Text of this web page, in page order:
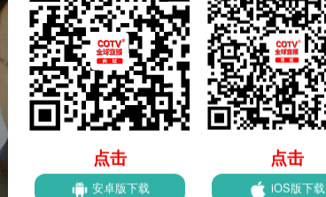
点击
安卓版下载
点击
iOS版下载